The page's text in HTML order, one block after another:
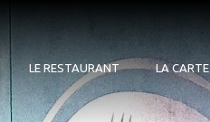
LE RESTAURANT LA CARTE